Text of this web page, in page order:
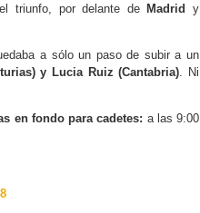
triunfo, por delante de Madrid
y
a sólo un paso de subir a un
y Lucia Ruiz (Cantabria). Ni
en fondo para cadetes: a las 9:00